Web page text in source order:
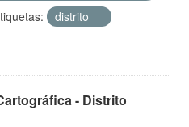
distrito
- Distrito